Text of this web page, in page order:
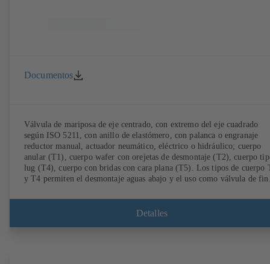
Documentos
Válvula de mariposa de eje centrado, con extremo del eje cuadrado
según ISO 5211, con anillo de elastómero, con palanca o engranaje
reductor manual, actuador neumático, eléctrico o hidráulico; cuerpo
anular (T1), cuerpo wafer con orejetas de desmontaje (T2), cuerpo
lug (T4), cuerpo con bridas con cara plana (T5). Los tipos de cuerpo
y T4 permiten el desmontaje aguas abajo y el uso como válvula de
Detalles